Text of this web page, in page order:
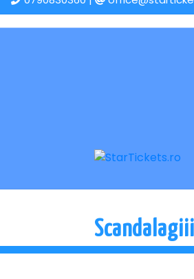
Scandalagiii